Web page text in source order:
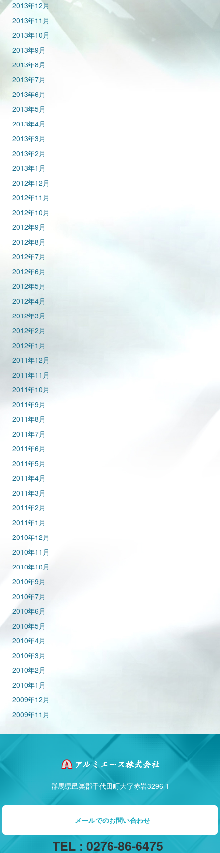
2013年12月
2013年11月
2013年10月
2013年9月
2013年8月
2013年7月
2013年6月
2013年5月
2013年4月
2013年3月
2013年2月
2013年1月
2012年12月
2012年11月
2012年10月
2012年9月
2012年8月
2012年7月
2012年6月
2012年5月
2012年4月
2012年3月
2012年2月
2012年1月
2011年12月
2011年11月
2011年10月
2011年9月
2011年8月
2011年7月
2011年6月
2011年5月
2011年4月
2011年3月
2011年2月
2011年1月
2010年12月
2010年11月
2010年10月
2010年9月
2010年7月
2010年6月
2010年5月
2010年4月
2010年3月
2010年2月
2010年1月
2009年12月
2009年11月
群馬県邑楽郡千代田町大字赤岩3296-1
メールでのお問い合わせ
TEL : 0276-86-6475